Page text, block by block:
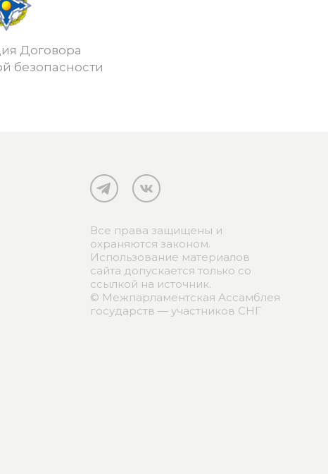
Договора
безопасности
Все права защищены и
охраняются законом.
Использование материалов
сайта допускается только со
ссылкой на источник.
© Межпарламентская Ассамблея
государств — участников СНГ